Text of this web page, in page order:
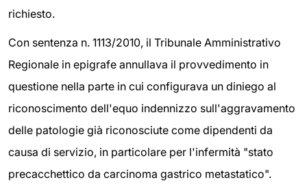
richiesto.
Con sentenza n. 1113/2010, il Tribunale Amministrativo
Regionale in epigrafe annullava il provvedimento in
questione nella parte in cui configurava un diniego al
riconoscimento dell'equo indennizzo sull'aggravamento
delle patologie già riconosciute come dipendenti da
causa di servizio, in particolare per l'infermità "stato
precacchettico da carcinoma gastrico metastatico".